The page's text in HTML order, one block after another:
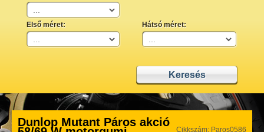
Első méret: Hátsó méret:
Cikkszám: Paros0586
Dunlop Mutant Páros akció